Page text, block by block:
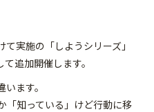
実施の「しようシリーズ」
追加開催します。
ます。
「知っている」けど行動に移